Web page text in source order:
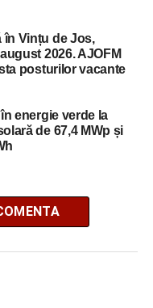
în Vințu de Jos,
2026. AJOFM
posturilor vacante
energie verde la
de 67,4 MWp și